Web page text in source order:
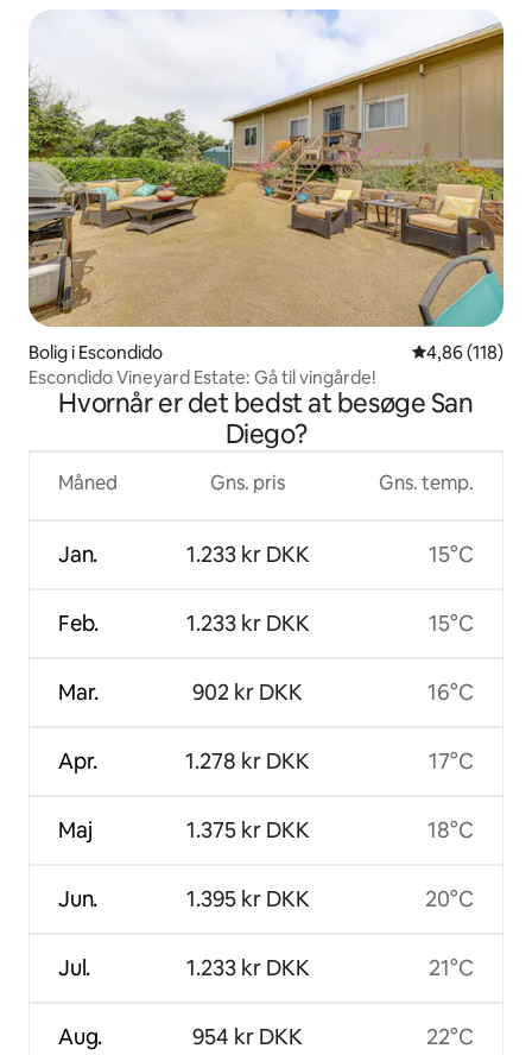
Bolig i Escondido 4,86 ud af 5 i
4,86 (118)
Escondido Vineyard Estate: Gå til vingårde!
Hvornår er det bedst at besøge San
Diego?
Måned
Jan.
Feb.
Mar.
Apr.
Maj
Jun.
Jul.
Aug.
Gns. pris
1.233 kr DKK
1.233 kr DKK
902 kr DKK
1.278 kr DKK
1.375 kr DKK
1.395 kr DKK
1.233 kr DKK
954 kr DKK
Gns. temp.
15°C
15°C
16°C
17°C
18°C
20°C
21°C
22°C